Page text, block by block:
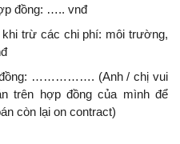
đồng: ….. vnđ
trừ các chi phí: môi trường,
đồng: ……………. (Anh / chị vui
trên hợp đồng của mình để
còn lại on contract)